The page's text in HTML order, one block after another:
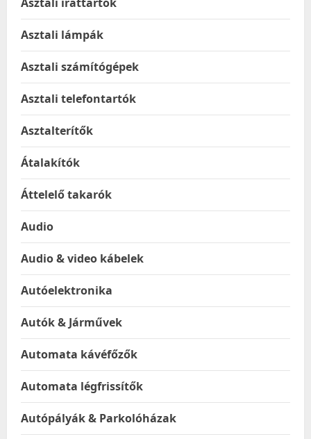
Asztali lámpák
Asztali számítógépek
Asztali telefontartók
Asztalterítők
Átalakítók
Áttelelő takarók
Audio
Audio & video kábelek
Autóelektronika
Autók & Járművek
Automata kávéfőzők
Automata légfrissítők
Autópályák & Parkolóházak